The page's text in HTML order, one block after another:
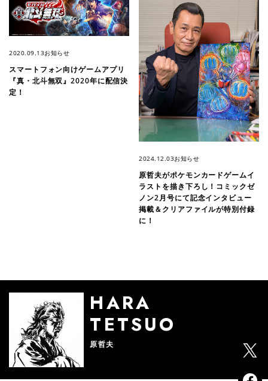
2020.09.13お知らせ
スマートフォン向けゲームアプリ
『真・北斗無双』2020年に配信決
定！
2024.12.03お知らせ
原哲夫がポケモンカードゲームイ
ラストを描き下ろし！コミックゼ
ノン2月号にて記念インタビュー
掲載＆クリアファイルが特別付録
に！
HARA
TETSUO
原哲夫